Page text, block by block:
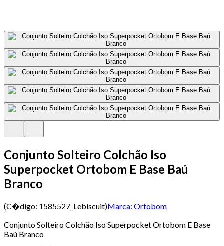
Conjunto Solteiro Colchão Iso
Superpocket Ortobom E Base Baú
Branco
(C�digo: 1585527_Lebiscuit)Marca: Ortobom
Conjunto Solteiro Colchão Iso Superpocket Ortobom E Base
Baú Branco